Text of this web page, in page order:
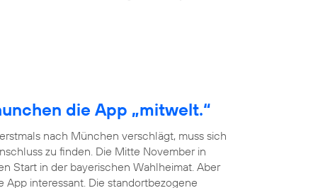
die App „mitwelt.“
nach München verschlägt, muss sich
zu finden. Die Mitte November in
Start in der bayerischen Wahlheimat. Aber
interessant. Die standortbezogene